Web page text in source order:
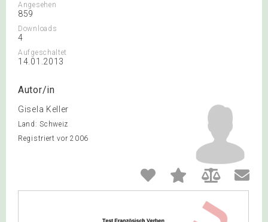
Angesehen
859
Downloads
4
Aufgeschaltet
14.01.2013
Autor/in
Gisela Keller
Land: Schweiz
Registriert vor 2006